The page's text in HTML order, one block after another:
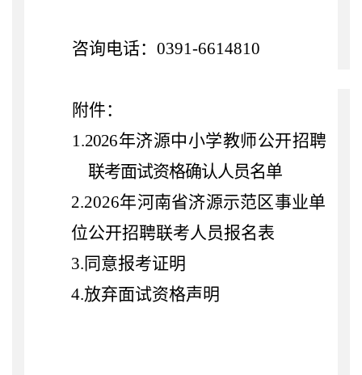
咨询电话： 0391-6614810
附件：
1.2026年济源中小学教师公开招聘
联考面试资格确认人员名单
2.2026年河南省济源示范区事业单
位公开招聘联考人员报名表
3.同意报考证明
4.放弃面试资格声明